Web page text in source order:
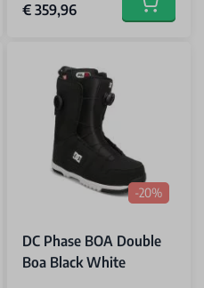
€ 359,96 Add to
-20%
DC Phase BOA Double
Boa Black White